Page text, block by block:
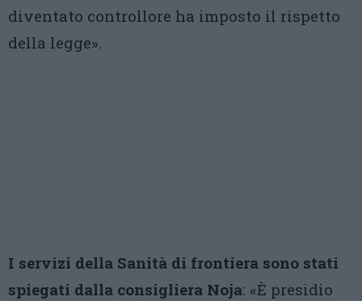
diventato controllore ha imposto il rispetto
della legge».
I servizi della Sanità di frontiera sono stati
spiegati dalla consigliera Noja: «È presidio